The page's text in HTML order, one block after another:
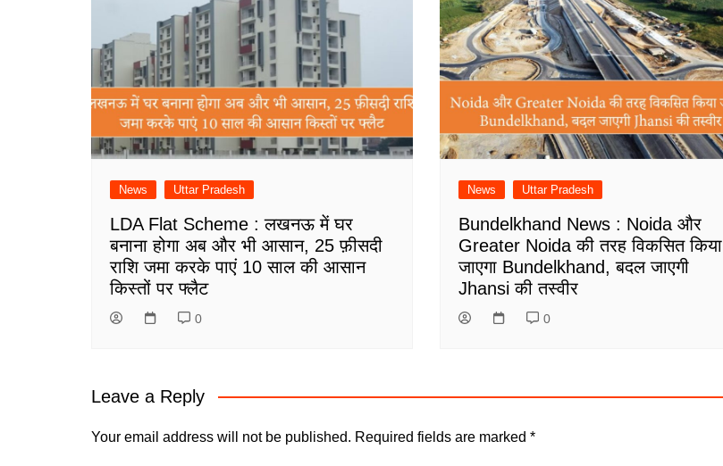
News Uttar Pradesh
LDA Flat Scheme : लखनऊ में घर
बनाना होगा अब और भी आसान, 25 फ़ीसदी
राशि जमा करके पाएं 10 साल की आसान
किस्तों पर फ्लैट
0
News Uttar Pradesh
Bundelkhand News : Noida और
Greater Noida की तरह विकसित किया
जाएगा Bundelkhand, बदल जाएगी
Jhansi की तस्वीर
0
Leave a Reply
Your email address will not be published. Required fields are marked *